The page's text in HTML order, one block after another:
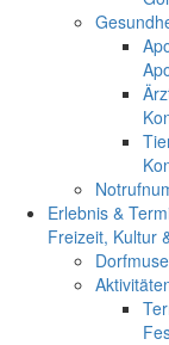
Erlebnis &
Freizeit, Kultur